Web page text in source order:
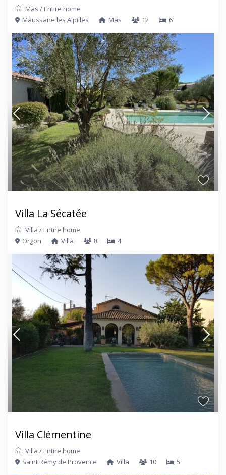
Mas / Entire home
Maussane les Alpilles
Mas 12 6
Villa La Sécatée
Villa / Entire home
Orgon
Villa 8 4
Villa Clémentine
Villa / Entire home
Saint Rémy de Provence
Villa 10 5